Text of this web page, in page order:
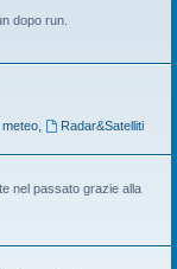
dopo run.
,
Radar&Satelliti
nel passato grazie alla